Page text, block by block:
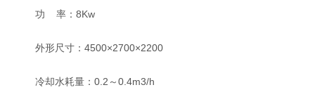
功 率：8Kw
外形尺寸：4500×2700×2200
冷却水耗量：0.2～0.4m3/h